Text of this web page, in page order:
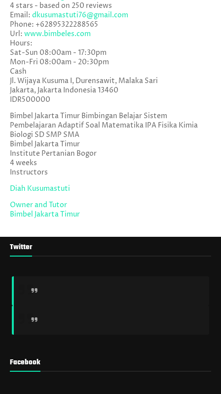
4 stars - based on 250 reviews
Email: dkusumastuti76@gmail.com
Phone: +62895322288565
Url: www.bimbeles.com
Hours:
Sat-Sun 08:00am - 17:30pm
Mon-Fri 08:00am - 20:30pm
Cash
Jl. Wijaya Kusuma I, Durensawit, Malaka Sari
Jakarta, Jakarta Indonesia13460
IDR500000
Bimbel Jakarta Timur Bimbingan Belajar Sistem
Pembelajaran Adaptif Soal Matematika IPA Fisika Kimia
Biologi SD SMP SMA
Bimbel Jakarta Timur
Institute Pertanian Bogor
4 weeks
Instructors
Diah Kusumastuti
Owner and Tutor
Bimbel Jakarta Timur
Twitter
Facebook